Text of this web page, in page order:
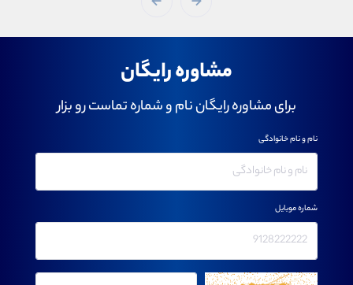
مشاوره رایگان
برای مشاوره رایگان نام و شماره تماست رو بزار
نام و نام خانوادگی
شماره موبایل